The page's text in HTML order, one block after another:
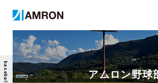
アムロン野球